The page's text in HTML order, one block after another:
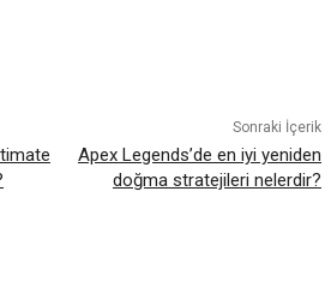
Sonraki İçerik
Apex Legends’de en iyi yeniden
doğma stratejileri nelerdir?